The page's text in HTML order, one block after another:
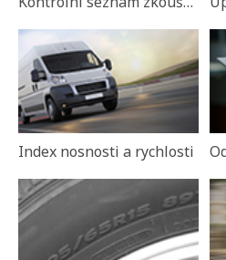
Index nosnosti a rychlosti